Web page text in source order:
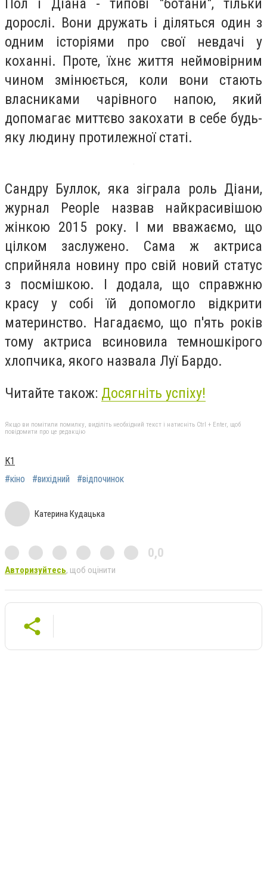
Пол і Діана - типові "ботани", тільки
дорослі. Вони дружать і діляться один з
одним історіями про свої невдачі у
коханні. Проте, їхнє життя неймовірним
чином змінюється, коли вони стають
власниками чарівного напою, який
допомагає миттєво закохати в себе будь-
яку людину протилежної статі.
Сандру Буллок, яка зіграла роль Діани,
журнал People назвав найкрасивішою
жінкою 2015 року. І ми вважаємо, що
цілком заслужено. Сама ж актриса
сприйняла новину про свій новий статус
з посмішкою. І додала, що справжню
красу у собі їй допомогло відкрити
материнство. Нагадаємо, що п'ять років
тому актриса всиновила темношкірого
хлопчика, якого назвала Луї Бардо.
Читайте також: Досягніть успіху!
Якщо ви помітили помилку, виділіть необхідний текст і натисніть Ctrl + Enter, щоб
повідомити про це редакцію
К1
#кіно
#вихідний #відпочинок
Катерина Кудацька
0,0
Авторизуйтесь, щоб оцінити